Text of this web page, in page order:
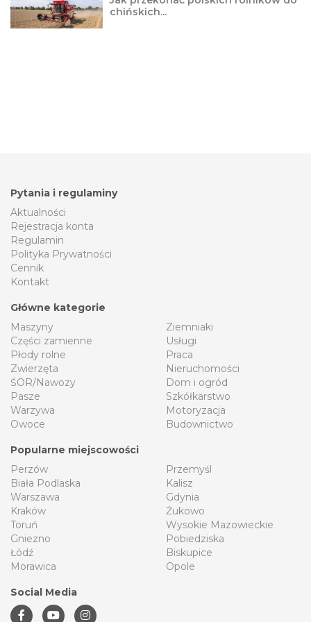
chińskich...
Pytania i regulaminy
Aktualności
Rejestracja konta
Regulamin
Polityka Prywatności
Cennik
Kontakt
Główne kategorie
Maszyny
Części zamienne
Płody rolne
Zwierzęta
ŚOR/Nawozy
Pasze
Warzywa
Owoce
Ziemniaki
Usługi
Praca
Nieruchomości
Dom i ogród
Szkółkarstwo
Motoryzacja
Budownictwo
Popularne miejscowości
Perzów
Biała Podlaska
Warszawa
Kraków
Toruń
Gniezno
Łódź
Morawica
Przemyśl
Kalisz
Gdynia
Żukowo
Wysokie Mazowieckie
Pobiedziska
Biskupice
Opole
Social Media